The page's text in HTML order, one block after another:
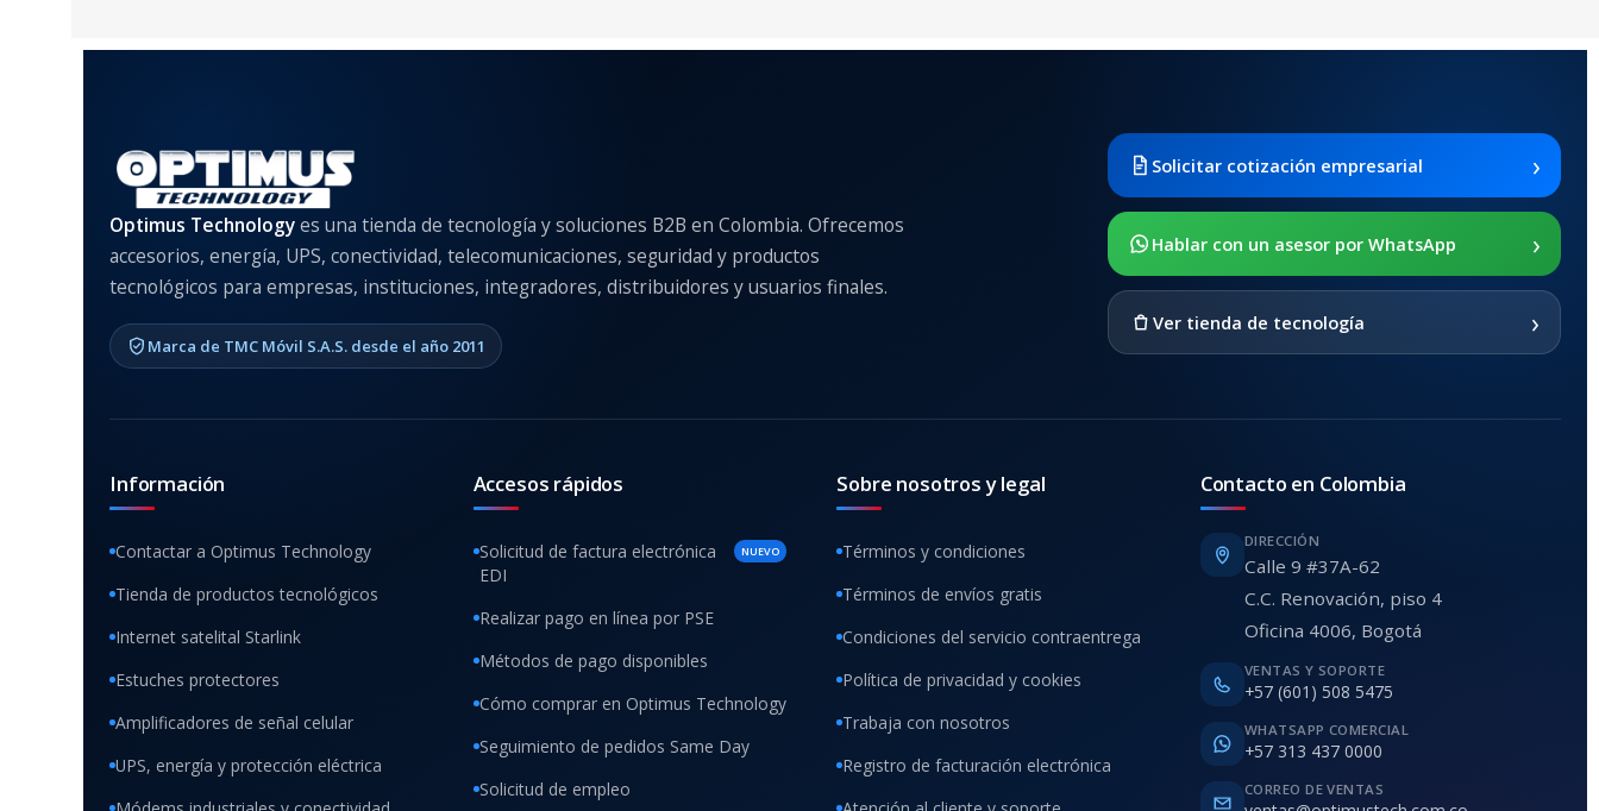
Optimus Technologyes una tienda de tecnología y soluciones B2B en Colombia. Ofrecemos
accesorios, energía, UPS, conectividad, telecomunicaciones, seguridad y productos
tecnológicos para empresas, instituciones, integradores, distribuidores y usuarios finales.
Marca de TMC Móvil S.A.S. desde el año 2011
Solicitar cotización empresarial ›
Hablar con un asesor por WhatsApp ›
Ver tienda de tecnología ›
Información
Contactar a Optimus Technology
Tienda de productos tecnológicos
Internet satelital Starlink
Estuches protectores
Amplificadores de señal celular
UPS, energía y protección eléctrica
Accesos rápidos
Solicitud de factura electrónica
EDI
NUEVO
Realizar pago en línea por PSE
Métodos de pago disponibles
Cómo comprar en Optimus Technology
Seguimiento de pedidos Same Day
Solicitud de empleo
Sobre nosotros y legal
Términos y condiciones
Términos de envíos gratis
Condiciones del servicio contraentrega
Política de privacidad y cookies
Trabaja con nosotros
Registro de facturación electrónica
Contacto en Colombia
DIRECCIÓN
Calle 9 #37A-62
C.C. Renovación, piso 4
Oficina 4006, Bogotá
VENTAS Y SOPORTE
+57 (601) 508 5475
WHATSAPP COMERCIAL
+57 313 437 0000
CORREO DE VENTAS